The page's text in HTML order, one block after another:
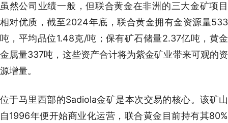
虽然公司业绩一般，但联合黄金在非洲的三大金矿项目
相对优质，截至2024年底，联合黄金拥有金资源量533
吨，平均品位1.48克/吨；保有矿石储量2.37亿吨，黄金
金属量337吨，这些资产合计将为紫金矿业带来可观的资
源增量。
位于马里西部的Sadiola金矿是本次交易的核心。该矿山
自1996年便开始商业化运营，联合黄金目前持有其80%